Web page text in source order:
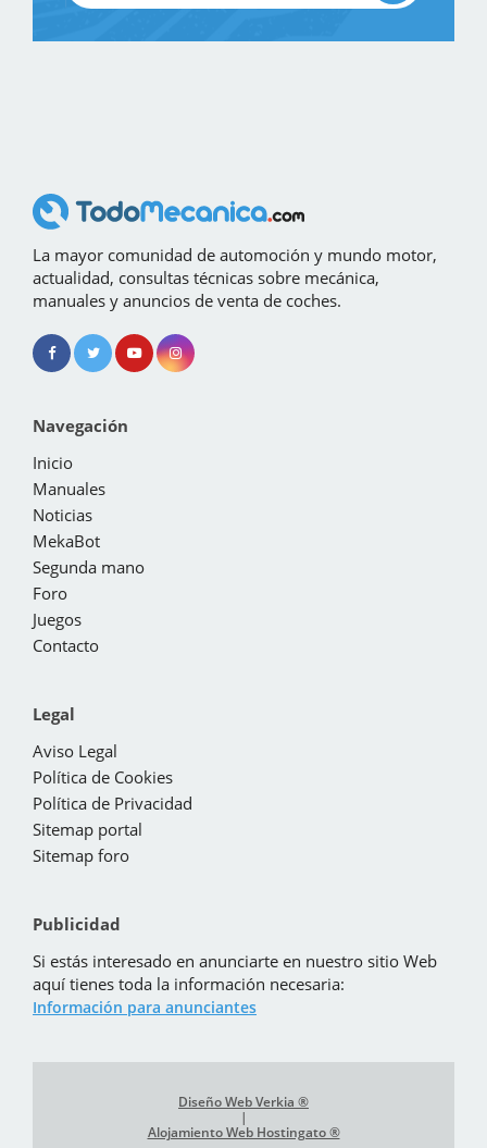
La mayor comunidad de automoción y mundo motor,
actualidad, consultas técnicas sobre mecánica,
manuales y anuncios de venta de coches.
Navegación
Inicio
Manuales
Noticias
MekaBot
Segunda mano
Foro
Juegos
Contacto
Legal
Aviso Legal
Política de Cookies
Política de Privacidad
Sitemap portal
Sitemap foro
Publicidad
Si estás interesado en anunciarte en nuestro sitio Web
aquí tienes toda la información necesaria:
Información para anunciantes
Diseño Web Verkia ®
|
Alojamiento Web Hostingato ®